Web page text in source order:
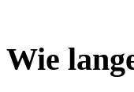
Wie